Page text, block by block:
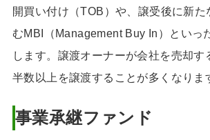
開買い付け（TOB）や、譲受後に新た
むMBI（Management Buy In）といっ
します。譲渡オーナーが会社を売却す
半数以上を譲渡することが多くなりま
事業承継ファンド